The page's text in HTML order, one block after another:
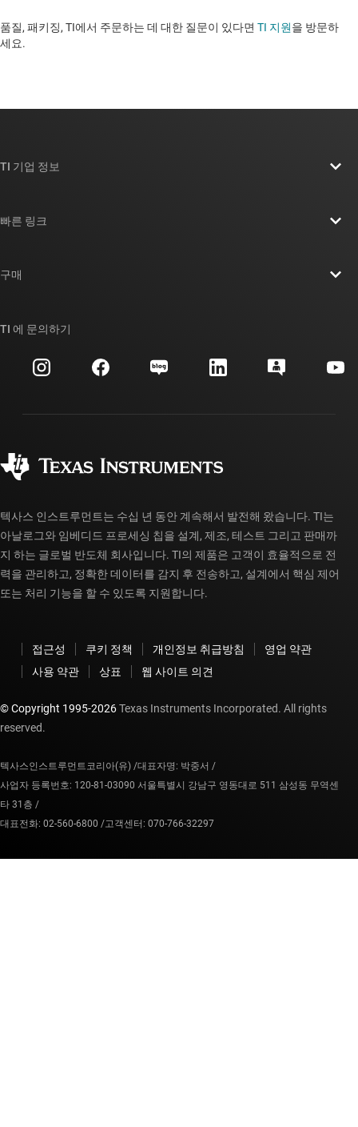
품질, 패키징, TI에서 주문하는 데 대한 질문이 있다면 TI 지원을 방문하
세요. ​​​​​​​​​​​​​​
TI 기업 정보
투자 관계
제조
빠른 링크
대체품 검색
고객 지원 센터
myTI 계정 FAQ
구매
주문 FAQ
TI 에 문의하기
텍사스 인스트루먼트는 수십 년 동안 계속해서 발전해 왔습니다. TI는
아날로그와 임베디드 프로세싱 칩을 설계, 제조, 테스트 그리고 판매까
지 하는 글로벌 반도체 회사입니다. TI의 제품은 고객이 효율적으로 전
력을 관리하고, 정확한 데이터를 감지 후 전송하고, 설계에서 핵심 제어
또는 처리 기능을 할 수 있도록 지원합니다.
접근성 쿠키 정책 개인정보 취급방침
영업 약관
사용 약관
상표 웹 사이트 의견
© Copyright 1995-2026Texas Instruments Incorporated. All rights
reserved.
텍사스인스트루먼트코리아(유) /대표자명: 박중서 /
사업자 등록번호: 120-81-03090 서울특별시 강남구 영동대로 511 삼성동 무역센
타 31층 /
대표전화: 02-560-6800 /고객센터: 070-766-32297